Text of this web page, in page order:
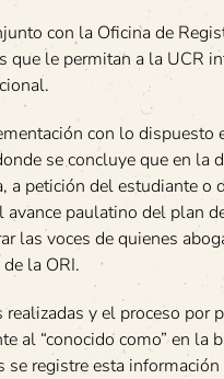
con la Oficina de
que le permitan a la UCR
con lo
se concluye que en la
a petición del estudiante o
paulatino del plan
las voces de quienes
la ORI.
y el proceso por
al “conocido como” en la
registre esta